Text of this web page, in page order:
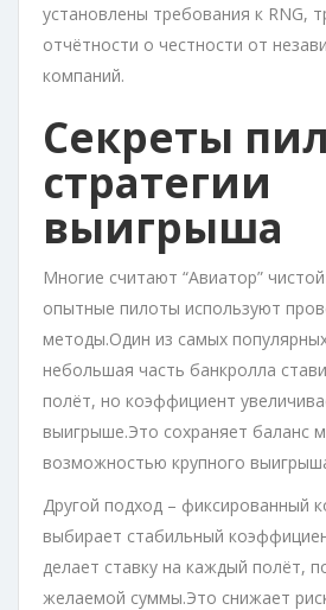
установлены требования к RNG,
отчётности о честности от
компаний.
Секреты
стратегии
выигрыша
Многие считают “Авиатор”
опытные пилоты используют
методы.Один из самых
небольшая часть банкролла
полёт, но коэффициент
выигрыше.Это сохраняет баланс
возможностью крупного
Другой подход – фиксированный
выбирает стабильный
делает ставку на каждый полёт,
желаемой суммы.Это снижает